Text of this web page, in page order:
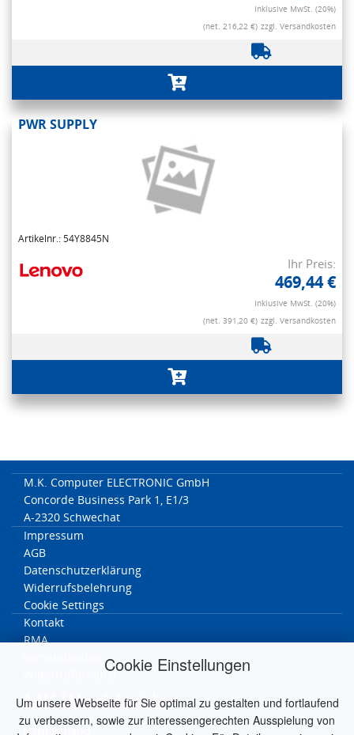
Cookie Einstellungen
Um unsere Webseite für Sie optimal zu gestalten und fortlaufend
zu verbessern, sowie zur interessengerechten Ausspielung von
Inklusive MwSt. (20%)
(net. 216,22 €) zzgl. Versandkosten
PWR SUPPLY
Artikelnr.: 54Y8845N
Ihr Preis:
469,44 €
Inklusive MwSt. (20%)
(net. 391,20 €) zzgl. Versandkosten
M.K. Computer ELECTRONIC GmbH
Concorde Business Park 1, E1/3
A-2320 Schwechat
Impressum
AGB
Datenschutzerklärung
Widerrufsbelehrung
Cookie Settings
Kontakt
RMA
Widerrufformular
MK Worldwide
Deutschland